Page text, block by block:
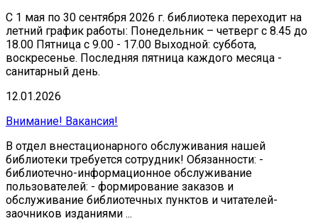
С 1 мая по 30 сентября 2026 г. библиотека переходит на
летний график работы: Понедельник – четверг с 8.45 до
18.00 Пятница с 9.00 - 17.00 Выходной: суббота,
воскресенье. Последняя пятница каждого месяца -
санитарный день.
12.01.2026
Внимание! Вакансия!
В отдел внестационарного обслуживания нашей
библиотеки требуется сотрудник! Обязанности: -
библиотечно-информационное обслуживание
пользователей: - формирование заказов и
обслуживание библиотечных пунктов и читателей-
заочников изданиями ...